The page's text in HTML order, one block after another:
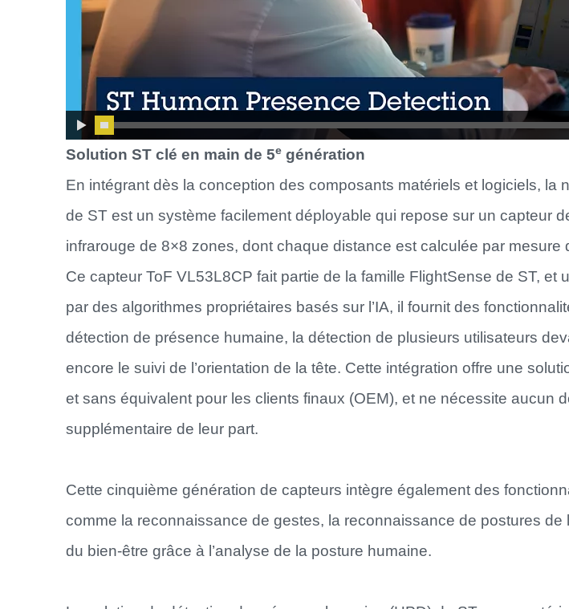
Solution ST clé en main de 5e génération
En intégrant dès la conception des composants matériels et logiciels, la
de ST est un système facilement déployable qui repose sur un capteur
infrarouge de 8×8 zones, dont chaque distance est calculée par mesure
Ce capteur ToF VL53L8CP fait partie de la famille FlightSense de ST, et
par des algorithmes propriétaires basés sur l’IA, il fournit des
détection de présence humaine, la détection de plusieurs utilisateurs
encore le suivi de l’orientation de la tête. Cette intégration offre une
et sans équivalent pour les clients finaux (OEM), et ne nécessite aucun
supplémentaire de leur part.
Cette cinquième génération de capteurs intègre également des
comme la reconnaissance de gestes, la reconnaissance de postures de
du bien-être grâce à l’analyse de la posture humaine.